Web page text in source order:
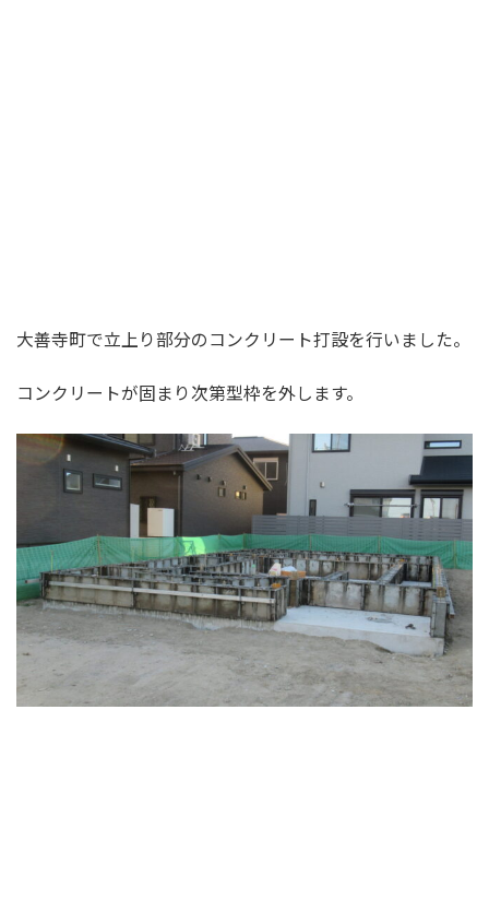
大善寺町で立上り部分のコンクリート打設を行いました。
コンクリートが固まり次第型枠を外します。